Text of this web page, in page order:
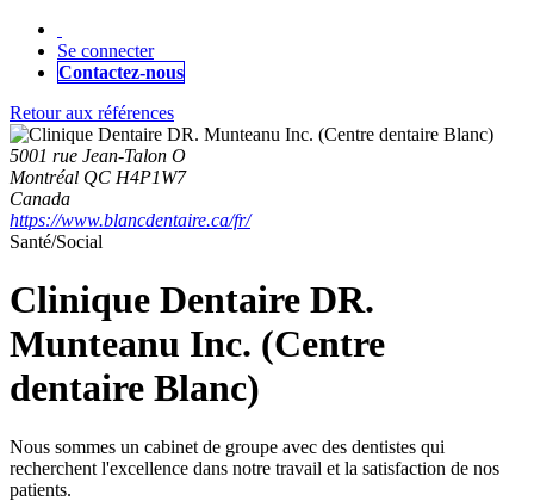
Se connecter
Contactez-nous
Retour aux références
5001 rue Jean-Talon O
Montréal QC H4P1W7
Canada
https://www.blancdentaire.ca/fr/
Santé/Social
Clinique Dentaire DR.
Munteanu Inc. (Centre
dentaire Blanc)
Nous sommes un cabinet de groupe avec des dentistes qui
recherchent l'excellence dans notre travail et la satisfaction de nos
patients.